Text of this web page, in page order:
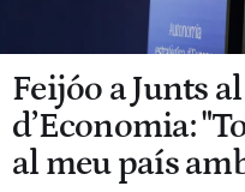
Feijóo a Junts
d’Economia:
al meu país